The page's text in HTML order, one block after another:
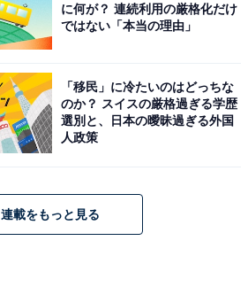
に何が？ 連続利用の厳格化だけ
ではない「本当の理由」
「移民」に冷たいのはどっちな
のか？ スイスの厳格過ぎる学歴
選別と、日本の曖昧過ぎる外国
人政策
連載をもっと見る